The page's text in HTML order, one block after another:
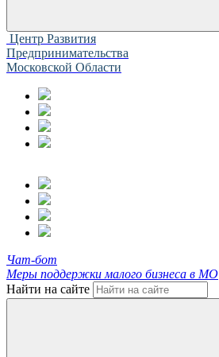
Центр Развития
Предпринимательства
Московской Области
Чат-бот
Меры поддержки малого бизнеса в МО
Найти на сайте